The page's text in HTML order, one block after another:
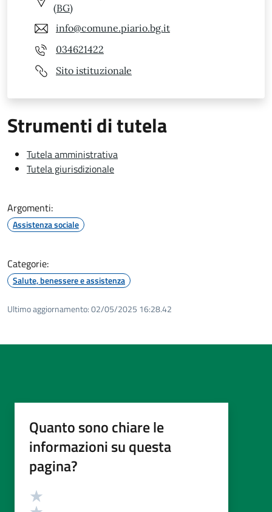
(BG)
info@comune.piario.bg.it
034621422
Sito istituzionale
Strumenti di tutela
Tutela amministrativa
Tutela giurisdizionale
Argomenti:
Assistenza sociale
Categorie:
Salute, benessere e assistenza
Ultimo aggiornamento:02/05/2025 16:28.42
Quanto sono chiare le
informazioni su questa
pagina?
Valutazione